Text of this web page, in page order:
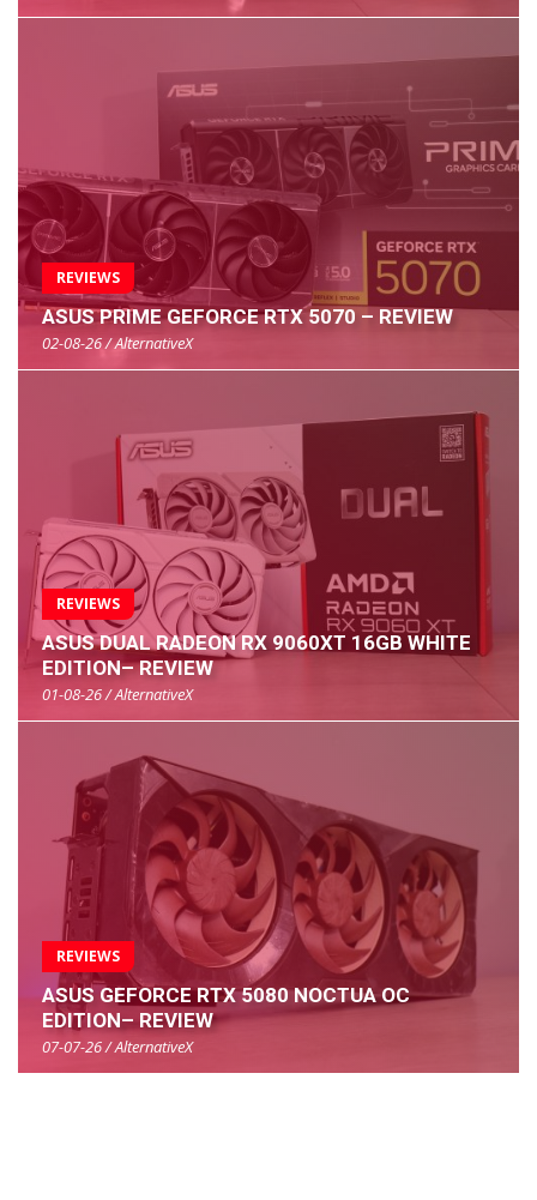
REVIEWS
ASUS PRIME GEFORCE RTX 5070 – REVIEW
02-08-26 / AlternativeX
REVIEWS
ASUS DUAL RADEON RX 9060XT 16GB WHITE
EDITION– REVIEW
01-08-26 / AlternativeX
REVIEWS
ASUS GEFORCE RTX 5080 NOCTUA OC
EDITION– REVIEW
07-07-26 / AlternativeX